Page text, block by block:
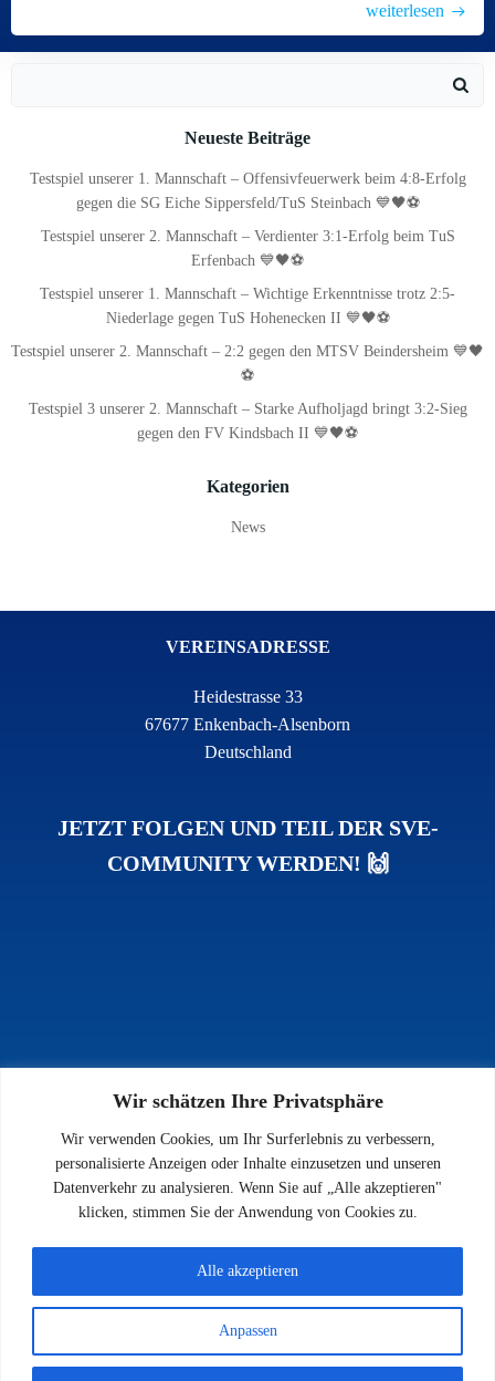
Wir schätzen Ihre Privatsphäre
Wir verwenden Cookies, um Ihr Surferlebnis zu verbessern,
personalisierte Anzeigen oder Inhalte einzusetzen und unseren
Datenverkehr zu analysieren. Wenn Sie auf „Alle akzeptieren"
klicken, stimmen Sie der Anwendung von Cookies zu.
Anpassen
Alle akzeptieren
weiterlesen
Neueste Beiträge
Testspiel unserer 1. Mannschaft – Offensivfeuerwerk beim 4:8-Erfolg
gegen die SG Eiche Sippersfeld/TuS Steinbach 💙🖤⚽
Testspiel unserer 2. Mannschaft – Verdienter 3:1-Erfolg beim TuS
Erfenbach 💙🖤⚽
Testspiel unserer 1. Mannschaft – Wichtige Erkenntnisse trotz 2:5-
Niederlage gegen TuS Hohenecken II 💙🖤⚽
Testspiel unserer 2. Mannschaft – 2:2 gegen den MTSV Beindersheim 💙🖤
⚽
Testspiel 3 unserer 2. Mannschaft – Starke Aufholjagd bringt 3:2-Sieg
gegen den FV Kindsbach II 💙🖤⚽
Kategorien
News
VEREINSADRESSE
Heidestrasse 33
67677 Enkenbach-Alsenborn
Deutschland
JETZT FOLGEN UND TEIL DER SVE-
COMMUNITY WERDEN! 🙌
INFOS
Impressum
Datenschutz
Kontakt
© 2026 SV 1923 Enkenbach e.V.